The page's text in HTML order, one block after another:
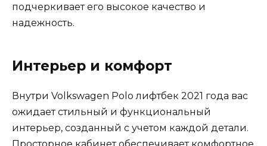
подчеркивает его высокое качество и
надежность.
Интерьер и комфорт
Внутри Volkswagen Polo лифтбек 2021 года вас
ожидает стильный и функциональный
интерьер, созданный с учетом каждой детали.